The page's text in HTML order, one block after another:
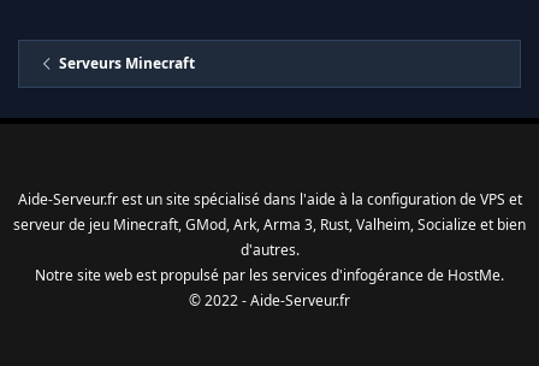
Serveurs Minecraft
Aide-Serveur.fr est un site spécialisé dans l'aide à la configuration de VPS et
serveur de jeu Minecraft, GMod, Ark, Arma 3, Rust, Valheim, Socialize et bien
d'autres.
Notre site web est propulsé par les services d'infogérancede HostMe.
© 2022 - Aide-Serveur.fr